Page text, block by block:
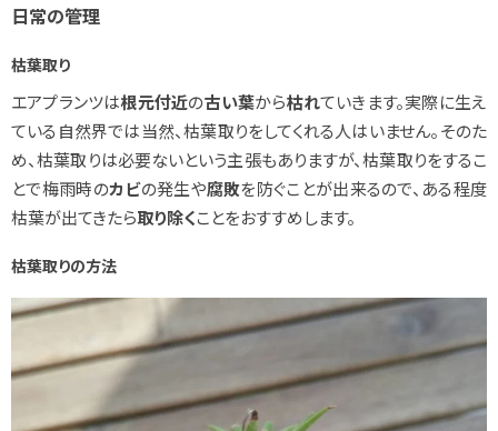
日常の管理
枯葉取り
エアプランツは根元付近の古い葉から枯れていきます。実際に生え
ている自然界では当然、枯葉取りをしてくれる人はいません。そのた
め、枯葉取りは必要ないという主張もありますが、枯葉取りをするこ
とで梅雨時のカビの発生や腐敗を防ぐことが出来るので、ある程度
枯葉が出てきたら取り除くことをおすすめします。
枯葉取りの方法